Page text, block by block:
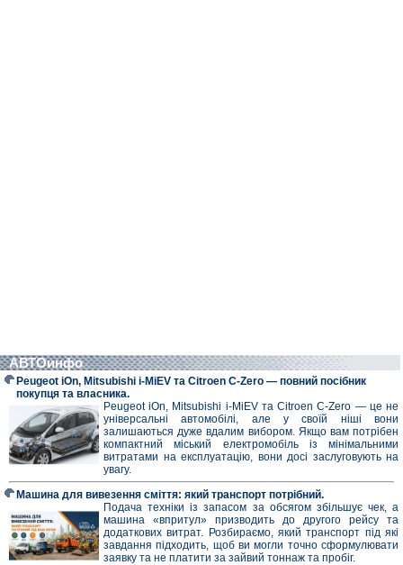
АВТОинфо
Peugeot iOn, Mitsubishi i-MiEV та Citroen C-Zero — повний посібник
покупця та власника.
Peugeot iOn, Mitsubishi i-MiEV та Citroen C-Zero — це не
універсальні автомобілі, але у своїй ніші вони
залишаються дуже вдалим вибором. Якщо вам потрібен
компактний міський електромобіль із мінімальними
витратами на експлуатацію, вони досі заслуговують на
увагу.
Машина для вивезення сміття: який транспорт потрібний.
Подача техніки із запасом за обсягом збільшує чек, а
машина «впритул» призводить до другого рейсу та
додаткових витрат. Розбираємо, який транспорт під які
завдання підходить, щоб ви могли точно сформулювати
заявку та не платити за зайвий тоннаж та пробіг.